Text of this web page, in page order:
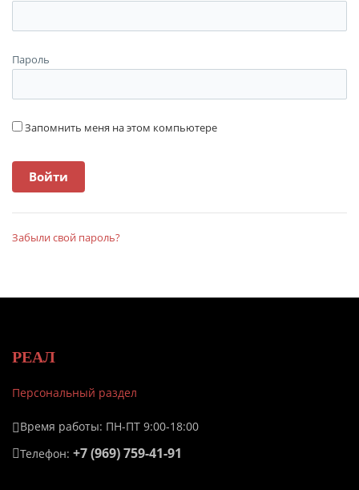
Пароль
Запомнить меня на этом компьютере
Забыли свой пароль?
РЕАЛ
Персональный раздел
Время работы: ПН-ПТ 9:00-18:00
Телефон: +7 (969) 759-41-91